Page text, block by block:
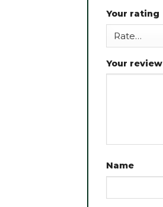
Your rating
Your review
Name